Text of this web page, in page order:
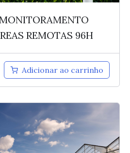
REMOTAS 96H
Adicionar ao carrinho